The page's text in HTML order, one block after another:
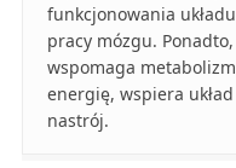
funkcjonowania
pracy mózgu.
wspomaga metabolizm
energię, wspiera
nastrój.